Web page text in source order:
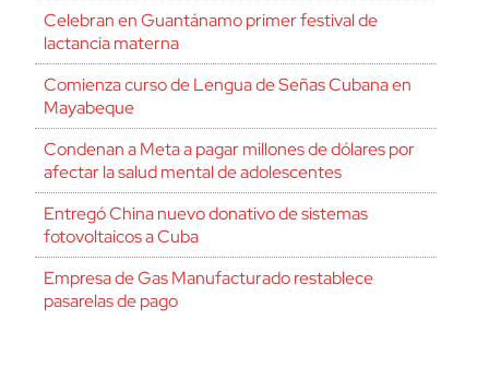
Celebran en Guantánamo primer festival de
lactancia materna
Comienza curso de Lengua de Señas Cubana en
Mayabeque
Condenan a Meta a pagar millones de dólares por
afectar la salud mental de adolescentes
Entregó China nuevo donativo de sistemas
fotovoltaicos a Cuba
Empresa de Gas Manufacturado restablece
pasarelas de pago